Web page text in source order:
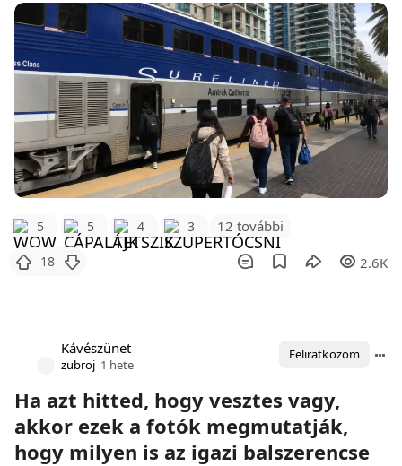
5 5 4 3 12 további
18 2.6K
Kávészünet
zubroj 1 hete
Feliratkozom
Ha azt hitted, hogy vesztes vagy,
akkor ezek a fotók megmutatják,
hogy milyen is az igazi balszerencse